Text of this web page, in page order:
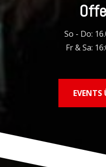
So - Do:
Fr & Sa:
EVENTS